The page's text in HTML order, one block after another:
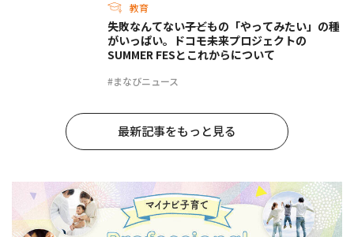
教育
#まなびニュース
失敗なんてない――子どもの「やってみたい」の種
がいっぱい。ドコモ未来プロジェクトの
SUMMER FESとこれからについて
最新記事をもっと見る